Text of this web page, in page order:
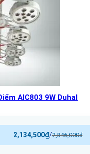
AIC803 9W Duhal
2,846,000₫
/
2,134,500₫